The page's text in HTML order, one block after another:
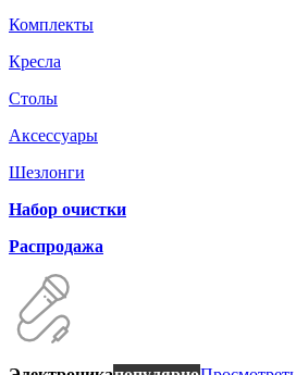
Комплекты
Кресла
Столы
Аксессуары
Шезлонги
Набор очистки
Распродажа